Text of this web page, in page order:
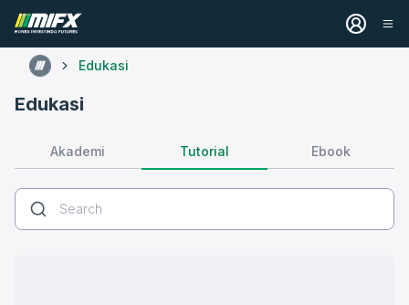
Edukasi
Edukasi
Akademi Tutorial Ebook